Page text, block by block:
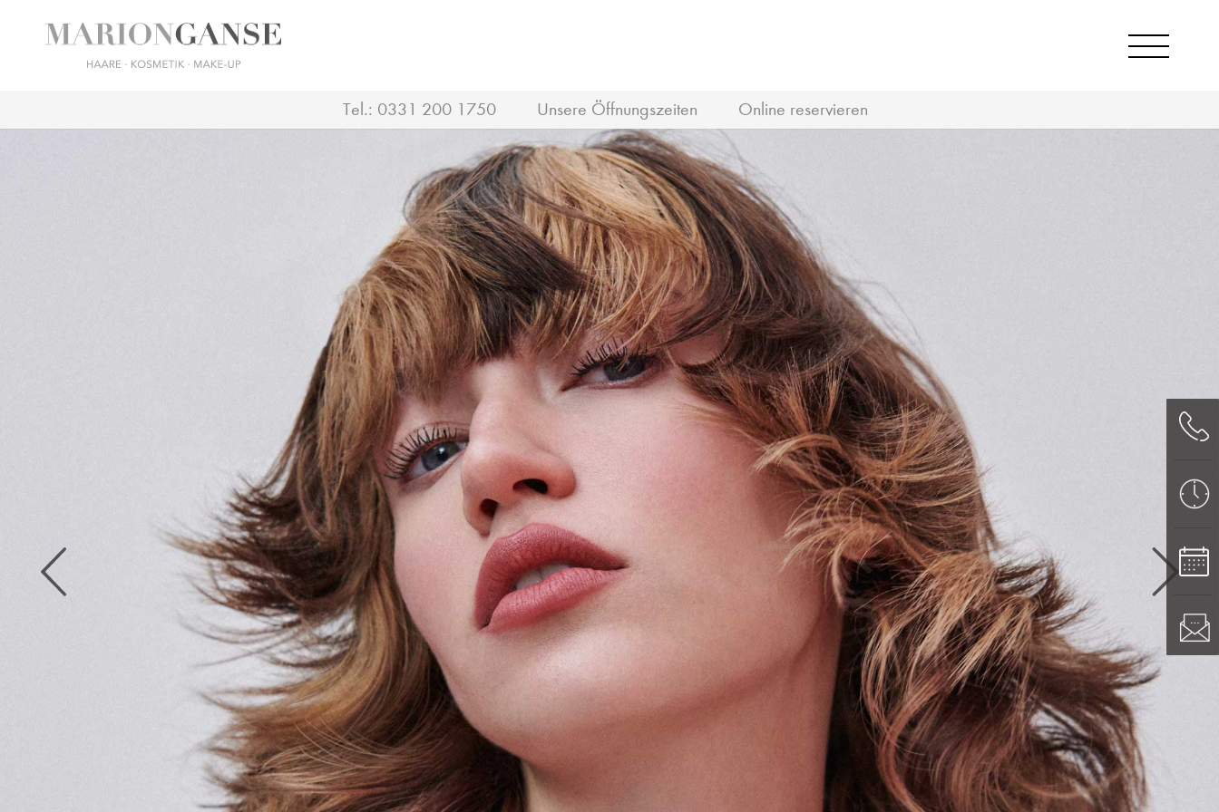
Tel.: 0331 200 1750 Unsere Öffnungszeiten Online reservieren